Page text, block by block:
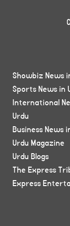
Showbiz News
Sports News in
International
Urdu
Business News
Urdu Magazine
Urdu Blogs
The Express
Express